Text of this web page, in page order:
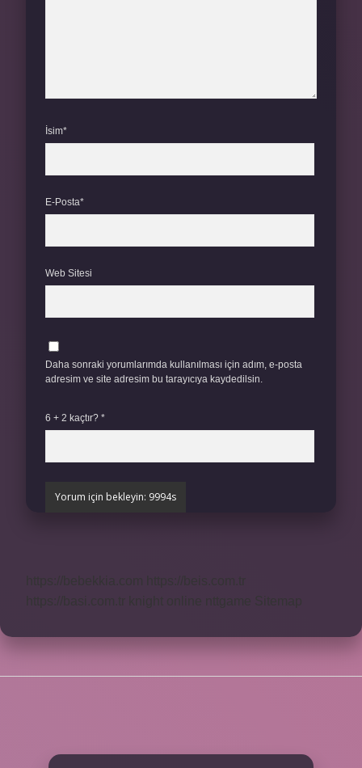
İsim*
E-Posta*
Web Sitesi
Daha sonraki yorumlarımda kullanılması için adım, e-posta
adresim ve site adresim bu tarayıcıya kaydedilsin.
6 + 2 kaçtır? *